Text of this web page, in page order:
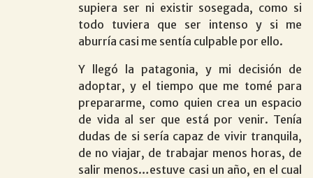
supiera ser ni existir sosegada, como si
todo tuviera que ser intenso y si me
aburría casi me sentía culpable por ello.
Y llegó la patagonia, y mi decisión de
adoptar, y el tiempo que me tomé para
prepararme, como quien crea un espacio
de vida al ser que está por venir. Tenía
dudas de si sería capaz de vivir tranquila,
de no viajar, de trabajar menos horas, de
salir menos…estuve casi un año, en el cual